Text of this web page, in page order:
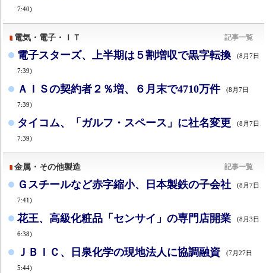
7:40)
電気・電子・ＩＴ 記事一覧
電子スターズ、上半期は５割増収で黒字転換 (8月7日
7:39)
ＡＩＳの契約者２％増、６月末で4710万件 (8月7日
7:39)
タイコム、「ガルフ・スペース」に社名変更 (8月7日
7:39)
金属・その他製造 記事一覧
Ｇスチールなど赤字縮小、日本製鉄の子会社 (8月7日
7:41)
花王、高級化粧品「センサイ」の専門店開業 (8月3日
6:38)
ＪＢＩＣ、日泉化学の現地法人に協調融資 (7月27日
5:44)